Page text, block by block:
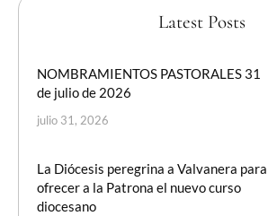
Latest Posts
NOMBRAMIENTOS PASTORALES 31
de julio de 2026
julio 31, 2026
La Diócesis peregrina a Valvanera para
ofrecer a la Patrona el nuevo curso
diocesano